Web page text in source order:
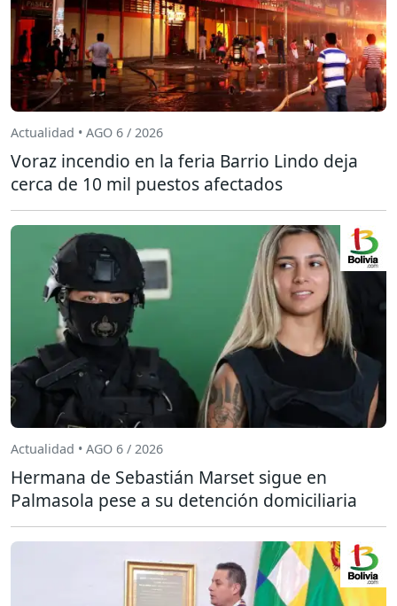
Actualidad • AGO 6 / 2026
Voraz incendio en la feria Barrio Lindo deja
cerca de 10 mil puestos afectados
Actualidad • AGO 6 / 2026
Hermana de Sebastián Marset sigue en
Palmasola pese a su detención domiciliaria